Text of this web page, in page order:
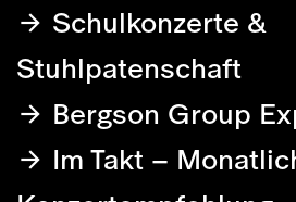
Schulkonzerte &
Stuhlpatenschaft
Bergson Group
Im Takt –